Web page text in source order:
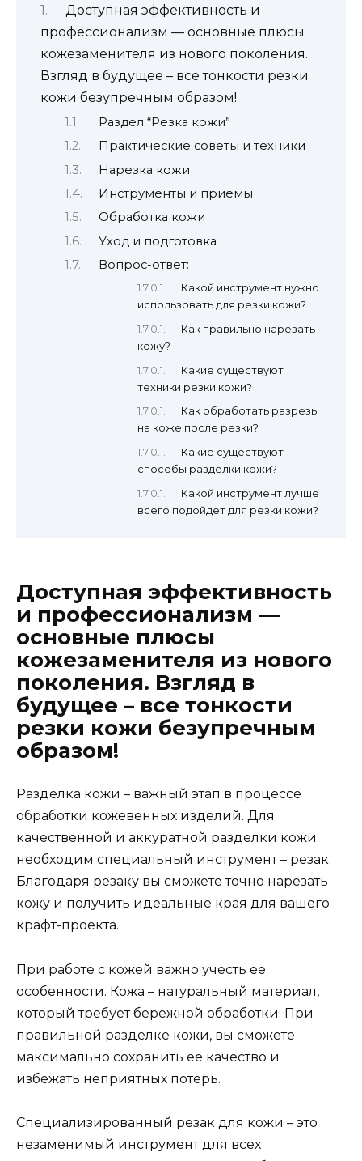
Доступная эффективность и
профессионализм — основные плюсы
кожезаменителя из нового поколения.
Взгляд в будущее – все тонкости резки
кожи безупречным образом!
Раздел “Резка кожи”
Практические советы и техники
Нарезка кожи
Инструменты и приемы
Обработка кожи
Уход и подготовка
Вопрос-ответ:
Какой инструмент нужно
использовать для резки кожи?
Как правильно нарезать
кожу?
Какие существуют
техники резки кожи?
Как обработать разрезы
на коже после резки?
Какие существуют
способы разделки кожи?
Какой инструмент лучше
всего подойдет для резки кожи?
Доступная эффективность
и профессионализм —
основные плюсы
кожезаменителя из нового
поколения. Взгляд в
будущее – все тонкости
резки кожи безупречным
образом!
Разделка кожи – важный этап в процессе
обработки кожевенных изделий. Для
качественной и аккуратной разделки кожи
необходим специальный инструмент – резак.
Благодаря резаку вы сможете точно нарезать
кожу и получить идеальные края для вашего
крафт-проекта.
При работе с кожей важно учесть ее
особенности. Кожа – натуральный материал,
который требует бережной обработки. При
правильной разделке кожи, вы сможете
максимально сохранить ее качество и
избежать неприятных потерь.
Специализированный резак для кожи – это
незаменимый инструмент для всех